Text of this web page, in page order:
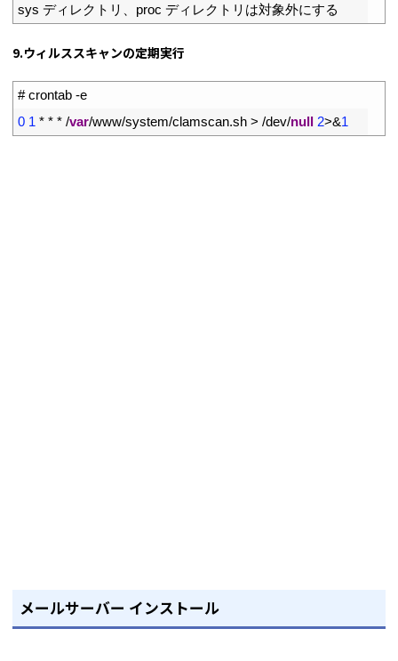
sys ディレクトリ、 proc ディレクトリは対象外にする
9.ウィルススキャンの定期実行
# crontab -e
0 1 * * * /var/www/system/clamscan.sh > /dev/null 2>&1
メールサーバー インストール